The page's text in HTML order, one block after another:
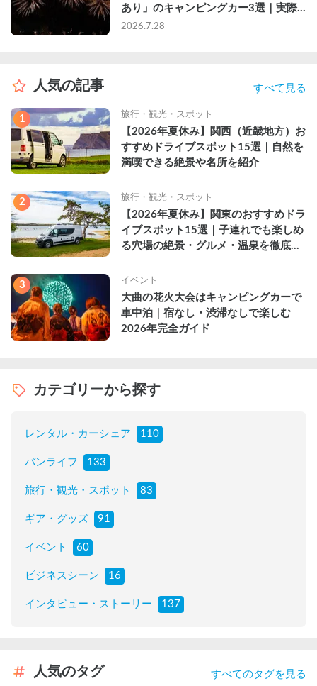
あり」のキャンピングカー3選｜実際
に利用したゲストのレビュー付き
2026.7.28
人気の記事 すべて見る
1 旅行・観光・スポット
【2026年夏休み】関西（近畿地方）お
すすめドライブスポット15選｜自然を
満喫できる絶景や名所を紹介
2 旅行・観光・スポット
【2026年夏休み】関東のおすすめドラ
イブスポット15選｜子連れでも楽しめ
る穴場の絶景・グルメ・温泉を徹底解
3 イベント
大曲の花火大会はキャンピングカーで
車中泊｜宿なし・渋滞なしで楽しむ
2026年完全ガイド
カテゴリーから探す
レンタル・カーシェア 110
バンライフ 133
旅行・観光・スポット 83
ギア・グッズ 91
イベント 60
ビジネスシーン 16
インタビュー・ストーリー 137
人気のタグ すべてのタグを見る